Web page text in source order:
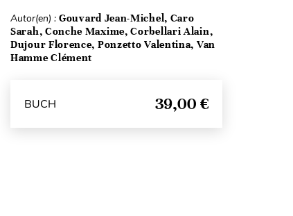
Autor(en) : Gouvard Jean-Michel, Caro
Sarah, Conche Maxime, Corbellari Alain,
Dujour Florence, Ponzetto Valentina, Van
Hamme Clément
BUCH 39,00 €